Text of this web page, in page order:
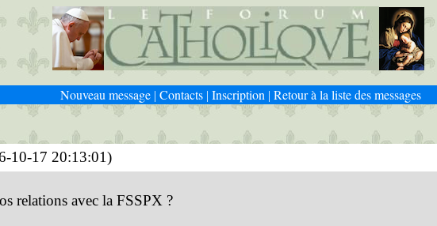
Nouveau message| Contacts| Inscription | Retour à la liste des messages
10-17 20:13:01)
relations avec la FSSPX ?